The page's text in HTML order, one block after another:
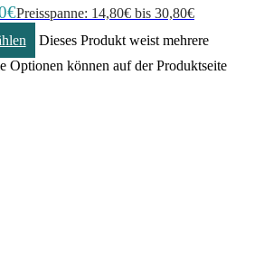
€Preisspanne: 14,80€ bis 30,80€
Dieses Produkt weist mehrere
Optionen können auf der Produktseite